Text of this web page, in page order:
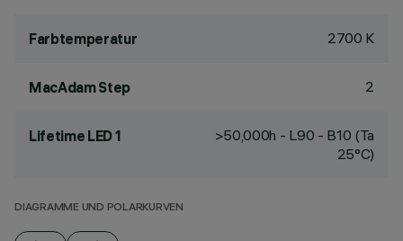
Farbtemperatur 2700 K
MacAdam Step 2
Lifetime LED 1
>50,000h - L90 - B10 (Ta
25°C)
DIAGRAMME UND POLARKURVEN